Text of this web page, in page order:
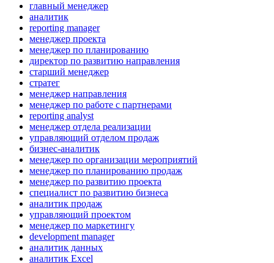
главный менеджер
аналитик
reporting manager
менеджер проекта
менеджер по планированию
директор по развитию направления
старший менеджер
стратег
менеджер направления
менеджер по работе с партнерами
reporting analyst
менеджер отдела реализации
управляющий отделом продаж
бизнес-аналитик
менеджер по организации мероприятий
менеджер по планированию продаж
менеджер по развитию проекта
специалист по развитию бизнеса
аналитик продаж
управляющий проектом
менеджер по маркетингу
development manager
аналитик данных
аналитик Excel